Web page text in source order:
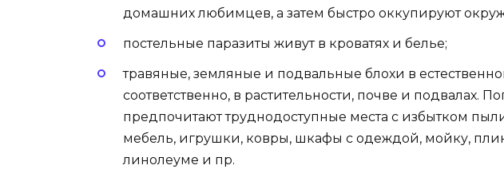
домашних любимцев, а затем быстро оккупируют
постельные паразиты живут в кроватях и белье;
травяные, земляные и подвальные блохи в
соответственно, в растительности, почве и подвалах.
предпочитают труднодоступные места с избытком
мебель, игрушки, ковры, шкафы с одеждой, мойку,
линолеуме и пр.